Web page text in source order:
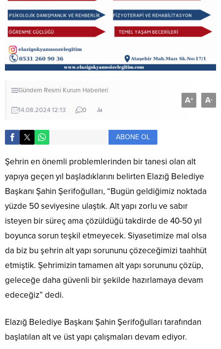
Gündem Resmi Kurum Haberleri
14.08.2024 12:13 0
A+ A-
ABONE OL
Şehrin en önemli problemlerinden bir tanesi olan alt
yapıya geçen yıl başladıklarını belirten Elazığ Belediye
Başkanı Şahin Şerifoğulları, “Bugün geldiğimiz noktada
yüzde 50 seviyesine ulaştık. Alt yapı zorlu ve sabır
isteyen bir süreç ama çözüldüğü takdirde de 40-50 yıl
boyunca sorun teşkil etmeyecek. Siyasetimize mal olsa
da biz bu şehrin alt yapı sorununu çözeceğimizi taahhüt
etmiştik. Şehrimizin tamamen alt yapı sorununu çözüp,
geleceğe daha güvenli bir şekilde hazırlamaya devam
edeceğiz” dedi.
Elazığ Belediye Başkanı Şahin Şerifoğulları tarafından
başlatılan alt ve üst yapı çalışmaları devam ediyor.